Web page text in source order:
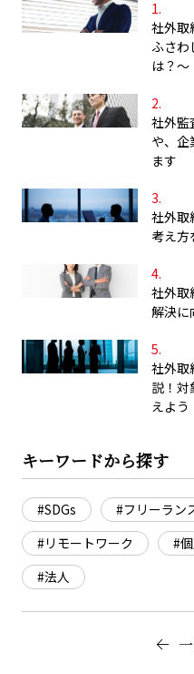
社外取
ふさわ
は？～
社外監
や、企
ます
社外取
考え方
社外取
解決に
社外取
説！対
えよう
キーワードから探す
#SDGs #フリーラン
#リモートワーク
#
#法人